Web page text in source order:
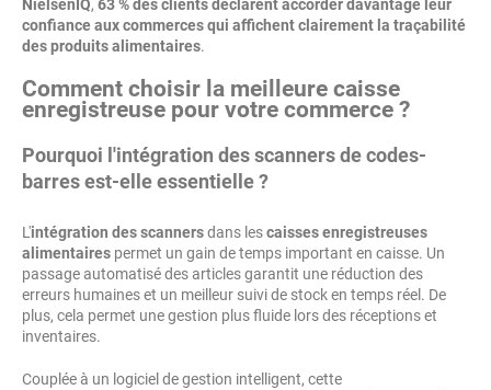
NielsenIQ, 63 % des clients déclarent accorder davantage leur
confiance aux commerces qui affichent clairement la traçabilité
des produits alimentaires.
Comment choisir la meilleure caisse
enregistreuse pour votre commerce ?
Pourquoi l'intégration des scanners de codes-
barres est-elle essentielle ?
L'intégration des scannersdans lescaisses enregistreuses
alimentaires permet un gain de temps important en caisse. Un
passage automatisé des articles garantit une réduction des
erreurs humaines et un meilleur suivi de stock en temps réel. De
plus, cela permet une gestion plus fluide lors des réceptions et
inventaires.
Couplée à un logiciel de gestion intelligent, cette